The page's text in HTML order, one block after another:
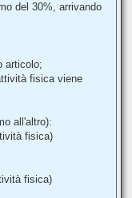
del 30%, arrivando
articolo;
fisica viene
all'altro):
fisica)
fisica)